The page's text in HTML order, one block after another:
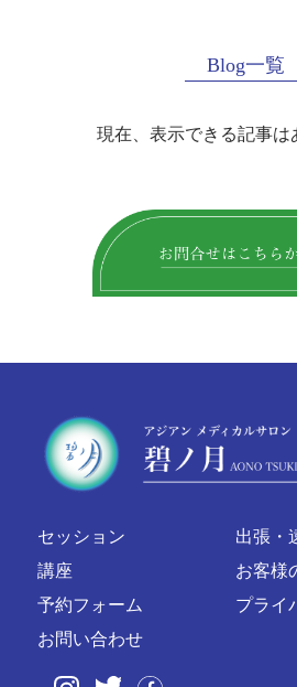
Blog一覧
現在、表示できる記事は
セッション
講座
出張・
お客様
予約フォーム
お問い合わせ
プライ